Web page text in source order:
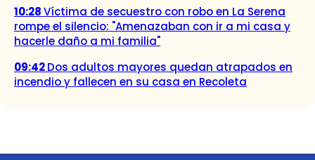
10:28Víctima de secuestro con robo en La Serena
rompe el silencio: "Amenazaban con ir a mi casa y
hacerle daño a mi familia"
09:42Dos adultos mayores quedan atrapados en
incendio y fallecen en su casa en Recoleta